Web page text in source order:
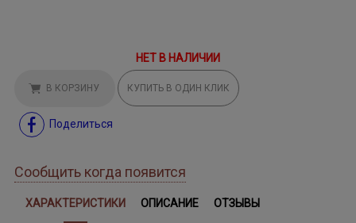
НЕТ В НАЛИЧИИ
В КОРЗИНУ КУПИТЬ В ОДИН КЛИК
Поделиться
Сообщить когда появится
ХАРАКТЕРИСТИКИ ОПИСАНИЕ ОТЗЫВЫ